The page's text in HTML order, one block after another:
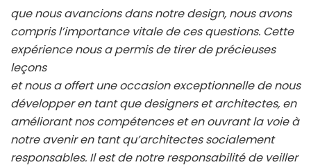
que nous avancions dans notre design, nous avons
compris l’importance vitale de ces questions. Cette
expérience nous a permis de tirer de précieuses
leçons
et nous a offert une occasion exceptionnelle de nous
développer en tant que designers et architectes, en
améliorant nos compétences et en ouvrant la voie à
notre avenir en tant qu’architectes socialement
responsables. Il est de notre responsabilité de veiller